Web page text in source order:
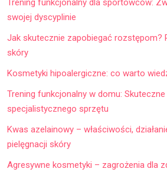
Trening funkcjonalny dla sportowców:
swojej dyscyplinie
Jak skutecznie zapobiegać rozstępom?
skóry
Kosmetyki hipoalergiczne: co warto
Trening funkcjonalny w domu:
specjalistycznego sprzętu
Kwas azelainowy – właściwości,
pielęgnacji skóry
Agresywne kosmetyki – zagrożenia dla